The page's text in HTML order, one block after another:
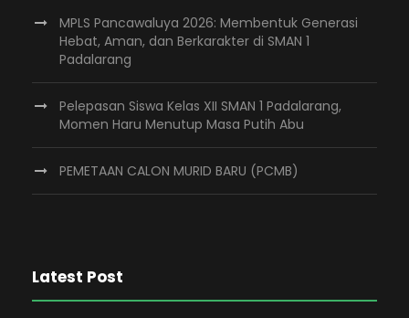
MPLS Pancawaluya 2026: Membentuk Generasi
Hebat, Aman, dan Berkarakter di SMAN 1
Padalarang
Pelepasan Siswa Kelas XII SMAN 1 Padalarang,
Momen Haru Menutup Masa Putih Abu
PEMETAAN CALON MURID BARU (PCMB)
Latest Post